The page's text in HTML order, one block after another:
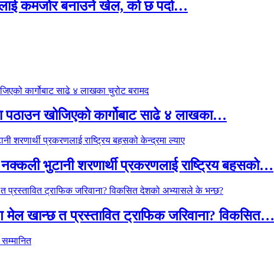
कमजोर बनाउने खेल, को छ पर्दा…
खोजिएको कार्गोबाट साढे ४ लाखका…
भुटानी शरणार्थी प्रकरणलाई राष्ट्रिय बहसको…
मेल खान्छ त प्रस्तावित ट्राफिक जरिवाना? विकसित…